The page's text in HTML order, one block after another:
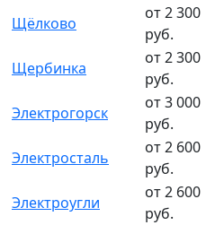
Щёлково
от 2 300
руб.
Щербинка
от 2 300
руб.
Электрогорск
от 3 000
руб.
Электросталь
от 2 600
руб.
Электроугли
от 2 600
руб.